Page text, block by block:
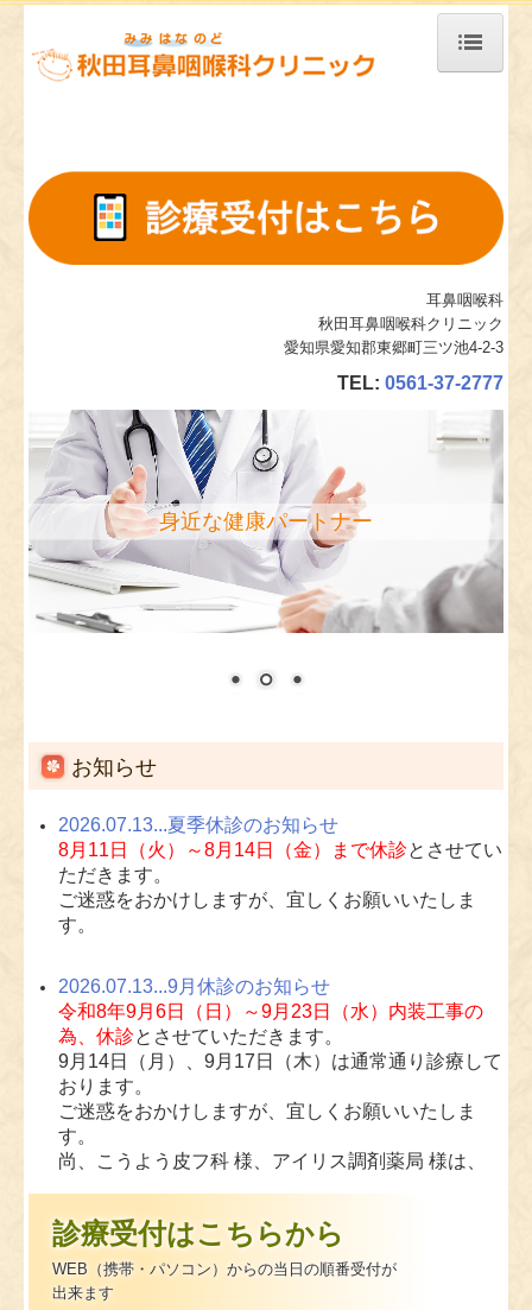
診療案内
施設、設備など
耳鼻咽喉科
秋田耳鼻咽喉科クリニック
愛知県愛知郡東郷町三ツ池4-2-3
TEL: 0561-37-2777
身近な健康パートナー
お知らせ
2026.07.13...夏季休診のお知らせ
8月11日（火）～8月14日（金）まで休診とさせてい
ただきます。
ご迷惑をおかけしますが、宜しくお願いいたしま
す。
2026.07.13...9月休診のお知らせ
令和8年9月6日（日）～9月23日（水）内装工事の
為、休診とさせていただきます。
9月14日（月）、9月17日（木）は通常通り診療して
おります。
ご迷惑をおかけしますが、宜しくお願いいたしま
す。
尚、こうよう皮フ科 様、アイリス調剤薬局 様は、
2026.05.14
■明細書発行体制について■
当院では、医療の透明化や患者様への情報提供を積
診療受付はこちらから
WEB（携帯・パソコン）からの当日の順番受付が
出来ます